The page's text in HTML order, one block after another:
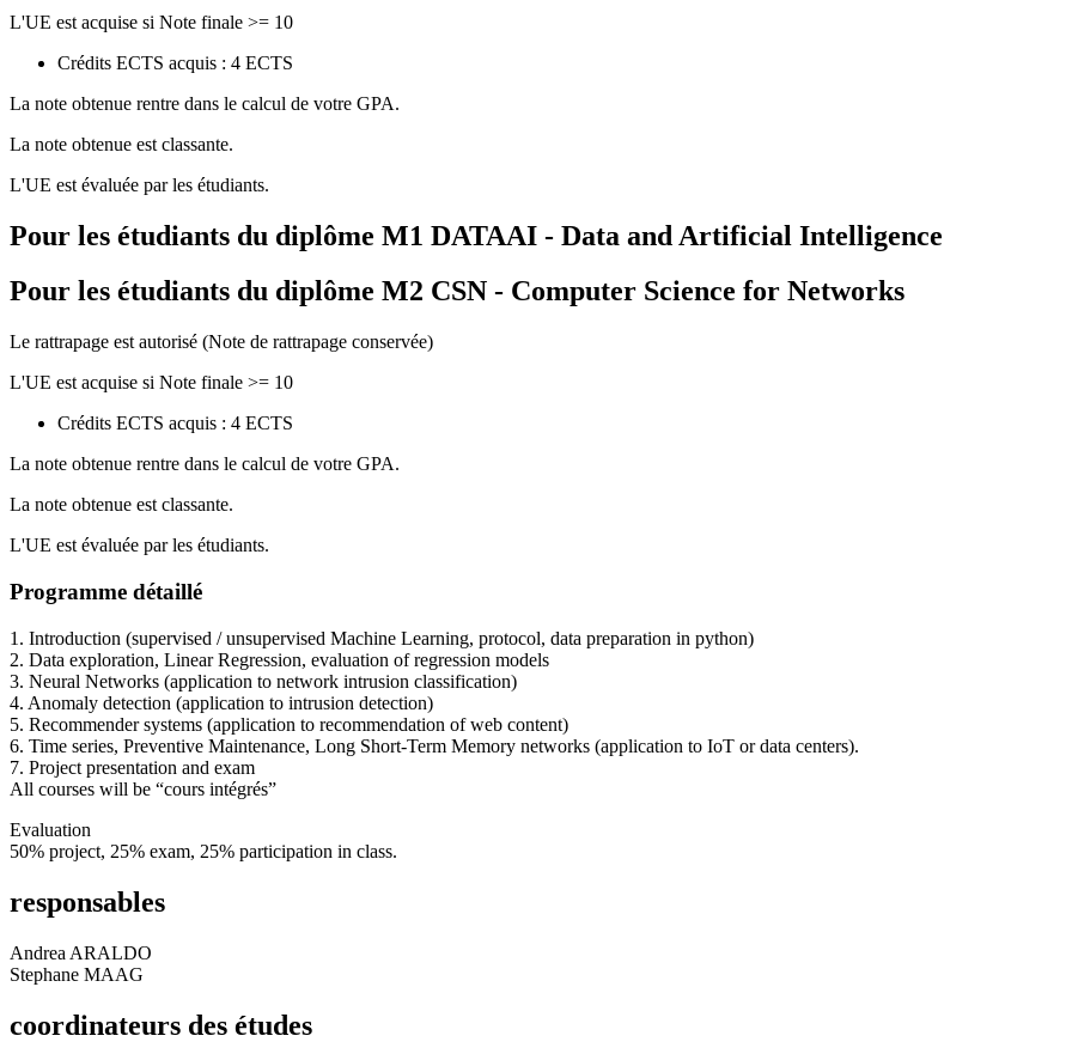
L'UE est acquise si Note finale >= 10
Crédits ECTS acquis : 4 ECTS
La note obtenue rentre dans le calcul de votre GPA.
La note obtenue est classante.
L'UE est évaluée par les étudiants.
Pour les étudiants du diplôme M1 DATAAI - Data and Artificial Intelligence
Pour les étudiants du diplôme M2 CSN - Computer Science for Networks
Le rattrapage est autorisé (Note de rattrapage conservée)
L'UE est acquise si Note finale >= 10
Crédits ECTS acquis : 4 ECTS
La note obtenue rentre dans le calcul de votre GPA.
La note obtenue est classante.
L'UE est évaluée par les étudiants.
Programme détaillé
1. Introduction (supervised / unsupervised Machine Learning, protocol, data preparation in python)
2. Data exploration, Linear Regression, evaluation of regression models
3. Neural Networks (application to network intrusion classification)
4. Anomaly detection (application to intrusion detection)
5. Recommender systems (application to recommendation of web content)
6. Time series, Preventive Maintenance, Long Short-Term Memory networks (application to IoT or data centers).
7. Project presentation and exam
All courses will be “cours intégrés”
Evaluation
50% project, 25% exam, 25% participation in class.
responsables
Andrea ARALDO
Stephane MAAG
coordinateurs des études